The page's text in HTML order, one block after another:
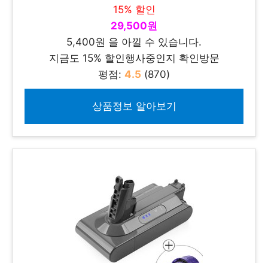
15% 할인
29,500원
5,400원 을 아낄 수 있습니다.
지금도 15% 할인행사중인지 확인방문
평점: 4.5 (870)
상품정보 알아보기